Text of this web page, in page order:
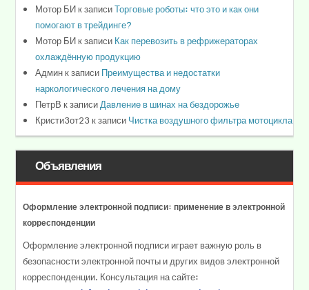
Мотор БИк записиТорговые роботы: что это и как они
помогают в трейдинге?
Мотор БИк записиКак перевозить в рефрижераторах
охлаждённую продукцию
Админк записиПреимущества и недостатки
наркологического лечения на дому
ПетрВ к записиДавление в шинах на бездорожье
Кристи3от23 к записиЧистка воздушного фильтра мотоцикла
Объявления
Оформление электронной подписи: применение в электронной
корреспонденции
Оформление электронной подписи играет важную роль в
безопасности электронной почты и других видов электронной
корреспонденции. Консультация на сайте: